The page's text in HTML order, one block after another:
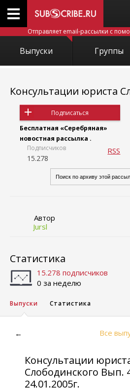
Отправляет email-рассылки с
Выпуски Группы
Консультации юриста
Подписаться
Бесплатная «Серебряная»
новостная рассылка .
Подписчиков
15.278
RSS
Автор
Jursl
Статистика
15.278 подписчиков
0 за неделю
Выпуски Статистика
← Все
Консультации
Слободинского Вып.
24.01.2005г.